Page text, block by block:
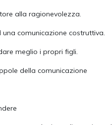
alla ragionevolezza.
una comunicazione costruttiva.
meglio i propri figli.
della comunicazione